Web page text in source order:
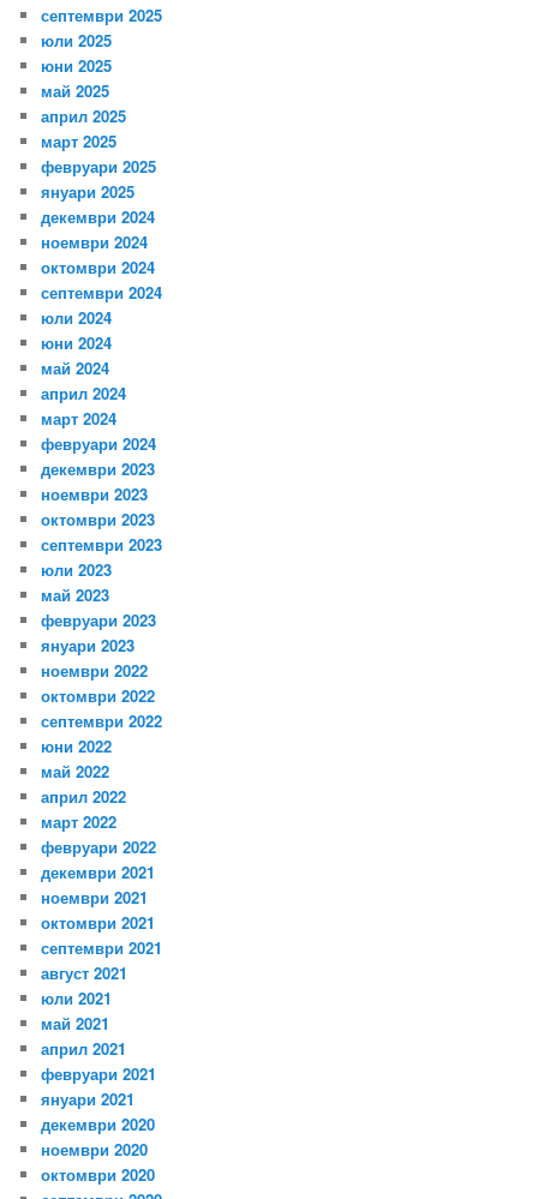
септември 2025
юли 2025
юни 2025
май 2025
април 2025
март 2025
февруари 2025
януари 2025
декември 2024
ноември 2024
октомври 2024
септември 2024
юли 2024
юни 2024
май 2024
април 2024
март 2024
февруари 2024
декември 2023
ноември 2023
октомври 2023
септември 2023
юли 2023
май 2023
февруари 2023
януари 2023
ноември 2022
октомври 2022
септември 2022
юни 2022
май 2022
април 2022
март 2022
февруари 2022
декември 2021
ноември 2021
октомври 2021
септември 2021
август 2021
юли 2021
май 2021
април 2021
февруари 2021
януари 2021
декември 2020
ноември 2020
октомври 2020